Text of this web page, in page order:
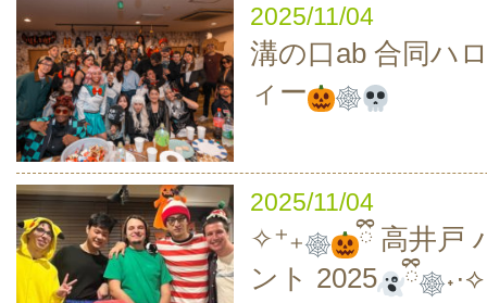
2025/11/04
溝の口ab 合同ハ
ィー
2025/11/04
✧⁺₊
高井戸
ント 2025
ྀི ˖·⟡